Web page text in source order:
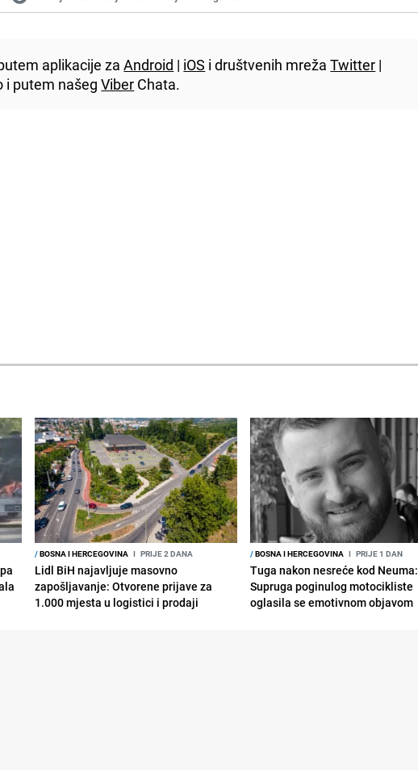
aplikacije zaAndroid | iOS i društvenih mrežaTwitter |
i putem našegViber Chata.
/BOSNA I HERCEGOVINA I PRIJE 2 DANA
Lidl BiH najavljuje masovno
zapošljavanje: Otvorene prijave za
1.000 mjesta u logistici i prodaji
/BOSNA I HERCEGOVINA I PRIJE 1 DAN
Tuga nakon nesreće kod Neuma:
Supruga poginulog motocikliste
oglasila se emotivnom objavom